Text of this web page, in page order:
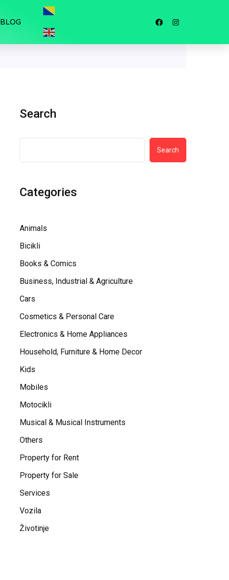
BLOG
Search
Search
Categories
Animals
Bicikli
Books & Comics
Business, Industrial & Agriculture
Cars
Cosmetics & Personal Care
Electronics & Home Appliances
Household, Furniture & Home Decor
Kids
Mobiles
Motocikli
Musical & Musical Instruments
Others
Property for Rent
Property for Sale
Services
Vozila
Životinje